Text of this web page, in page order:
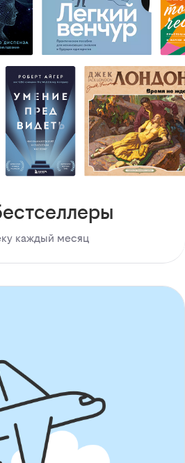
каждый месяц